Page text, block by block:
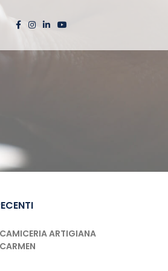
CAMICERIA ARTIGIANA
CARMEN